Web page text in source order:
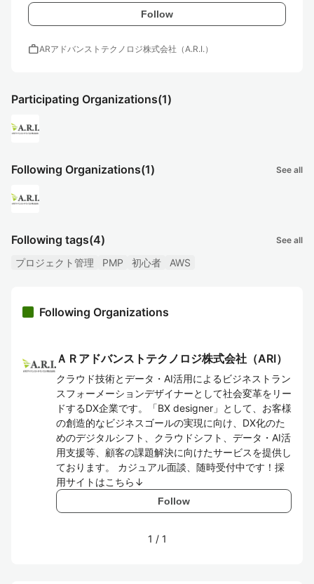
Follow
workARアドバンストテクノロジ株式会社（A.R.I.）
Participating Organizations(1)
Following Organizations(1) See all
Following tags(4) See all
プロジェクト管理 PMP 初心者 AWS
Following Organizations
ＡＲアドバンストテクノロジ株式会社（ARI）
クラウド技術とデータ・AI活用によるビジネストラン
スフォーメーションデザイナーとして社会変革をリー
ドするDX企業です。「BX designer」として、お客様
の創造的なビジネスゴールの実現に向け、DX化のた
めのデジタルシフト、クラウドシフト、データ・AI活
用支援等、顧客の課題解決に向けたサービスを提供し
ております。 カジュアル面談、随時受付中です！採
用サイトはこちら↓
Follow
1 / 1